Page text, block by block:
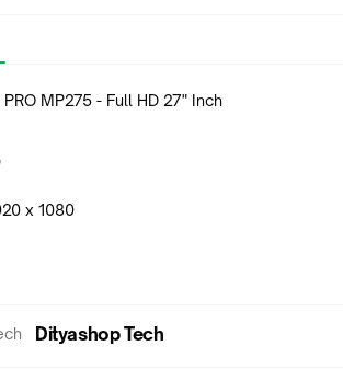
MP275 - Full HD 27" Inch
x 1080
Dityashop Tech